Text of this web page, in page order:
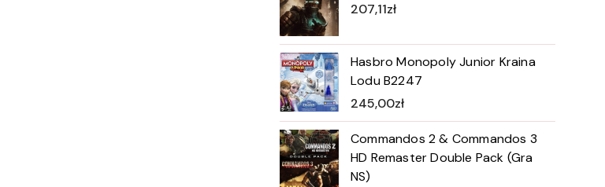
207,11zł
Hasbro Monopoly Junior Kraina
Lodu B2247
245,00zł
Commandos 2 & Commandos 3
HD Remaster Double Pack (Gra
NS)